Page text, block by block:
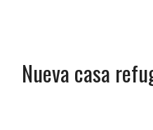
Nueva casa